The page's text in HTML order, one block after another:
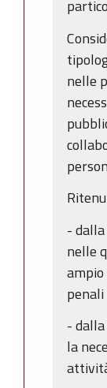
nelle
-
nelle
-
la